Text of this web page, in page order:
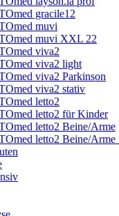
gracile12
muvi
muvi XXL 22
viva2
viva2 light
viva2 Parkinson
viva2 stativ
letto2
letto2 für Kinder
letto2 Beine/Arme
letto2 Beine/